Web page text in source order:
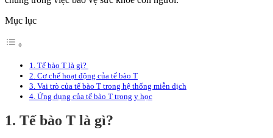
Mục lục
1. Tế bào T là gì?
2. Cơ chế hoạt động của tế bào T
3. Vai trò của tế bào T trong hệ thống miễn dịch
4. Ứng dụng của tế bào T trong y học
1. Tế bào T là gì?